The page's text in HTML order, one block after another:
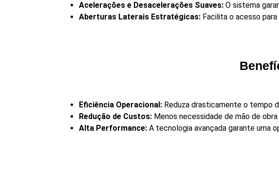
Acelerações e Desacelerações Suaves: O sistema
Aberturas Laterais Estratégicas: Facilita o acesso
Eficiência Operacional: Reduza drasticamente o tempo
Redução de Custos: Menos necessidade de mão de
Alta Performance: A tecnologia avançada garante uma